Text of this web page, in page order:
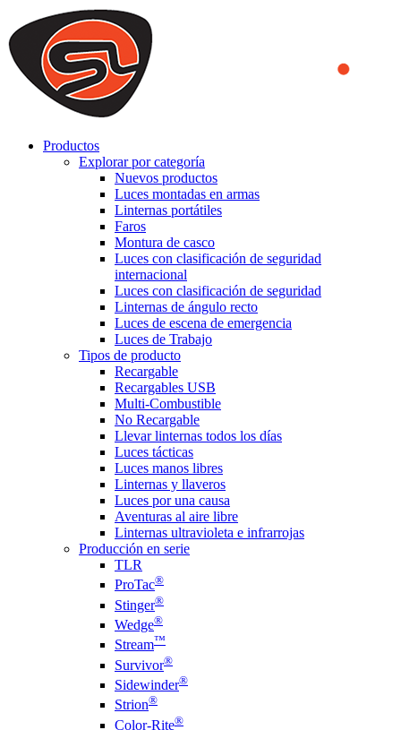
We use cookies to ensure that we provide you the best experience
on our website. By continuing to browse this website, you accept
that cookies are used to help us analyze how the website is used and
to offer you a better experience. To learn more or to find out how
you can disable cookies, you can access our
Productos
Explorar por categoría
Nuevos productos
Luces montadas en armas
Linternas portátiles
Faros
Montura de casco
Luces con clasificación de seguridad
internacional
Luces con clasificación de seguridad
Linternas de ángulo recto
Luces de escena de emergencia
Luces de Trabajo
Tipos de producto
Recargable
Recargables USB
Multi-Combustible
No Recargable
Llevar linternas todos los días
Luces tácticas
Luces manos libres
Linternas y llaveros
Luces por una causa
Aventuras al aire libre
Linternas ultravioleta e infrarrojas
Producción en serie
TLR
ProTac®
Stinger®
Wedge®
Stream™
Survivor®
Sidewinder®
Strion®
Color-Rite®